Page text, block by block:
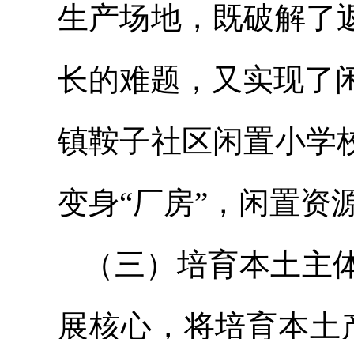
生产场地，既破解了
长的难题，又实现了
镇鞍子社区闲置小学
变身“厂房”，闲置资
（三）培育本土
展核心，将培育本